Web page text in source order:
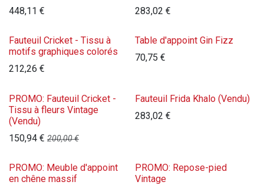
448,11 €
283,02 €
Fauteuil Cricket - Tissu à
motifs graphiques colorés
212,26 €
Table d'appoint Gin Fizz
70,75 €
PROMO: Fauteuil Cricket -
Tissu à fleurs Vintage
(Vendu)
150,94 € 200,00€
Fauteuil Frida Khalo (Vendu)
283,02 €
PROMO: Meuble d'appoint
en chêne massif
PROMO: Repose-pied
Vintage